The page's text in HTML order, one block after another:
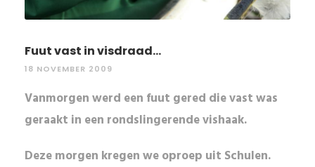
Fuut vast in visdraad...
18 NOVEMBER 2009
Vanmorgen werd een fuut gered die vast was
geraakt in een rondslingerende vishaak.
Deze morgen kregen we oproep uit Schulen.